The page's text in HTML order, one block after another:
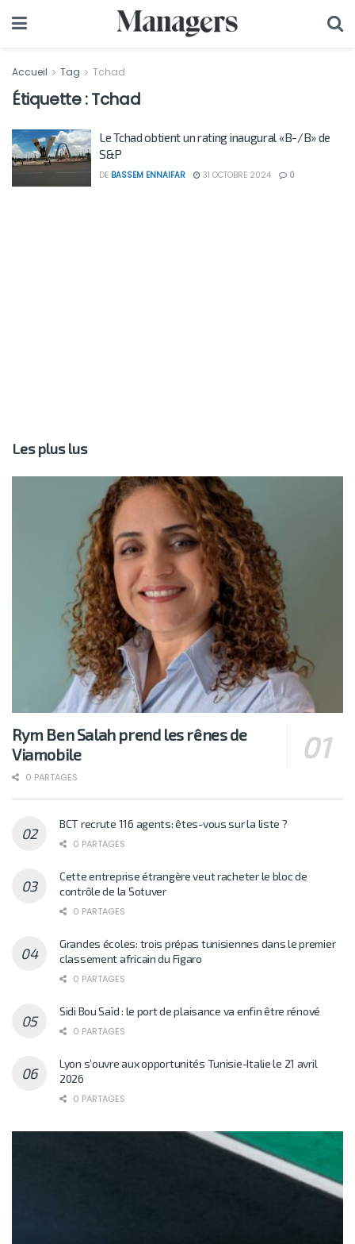
Accueil Tag Tchad
Étiquette :Tchad
Le Tchad obtient un rating inaugural «B-/B» de
S&P
DE BASSEM ENNAIFAR 31 OCTOBRE 2024 0
Les plus lus
Rym Ben Salah prend les rênes de
Viamobile
0 PARTAGES
BCT recrute 116 agents: êtes-vous sur la liste ?
0 PARTAGES
Cette entreprise étrangère veut racheter le bloc de
contrôle de la Sotuver
0 PARTAGES
Grandes écoles: trois prépas tunisiennes dans le premier
classement africain du Figaro
0 PARTAGES
Sidi Bou Saïd : le port de plaisance va enfin être rénové
0 PARTAGES
Lyon s’ouvre aux opportunités Tunisie-Italie le 21 avril
2026
0 PARTAGES